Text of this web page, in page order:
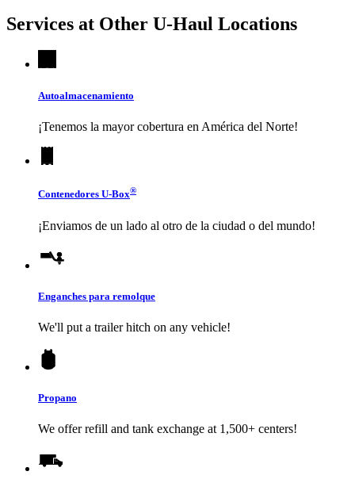
Services at Other U-Haul Locations
Autoalmacenamiento
¡Tenemos la mayor cobertura en América del Norte!
Contenedores U-Box®
¡Enviamos de un lado al otro de la ciudad o del mundo!
Enganches para remolque
We'll put a trailer hitch on any vehicle!
Propano
We offer refill and tank exchange at 1,500+ centers!